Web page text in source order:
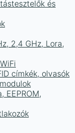
és
2,4 GHz, Lora,
címkék, olvasók
EEPROM,